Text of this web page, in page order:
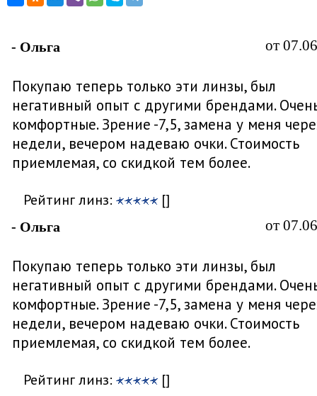
- Ольга от
Покупаю теперь только эти линзы, был
негативный опыт с другими брендами.
комфортные. Зрение -7,5, замена у меня
недели, вечером надеваю очки. Стоимость
приемлемая, со скидкой тем более.
Рейтинг линз: []
- Ольга от
Покупаю теперь только эти линзы, был
негативный опыт с другими брендами.
комфортные. Зрение -7,5, замена у меня
недели, вечером надеваю очки. Стоимость
приемлемая, со скидкой тем более.
Рейтинг линз: []